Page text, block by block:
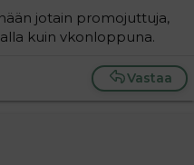
jotain promojuttuja,
kuin vkonloppuna.
Vastaa